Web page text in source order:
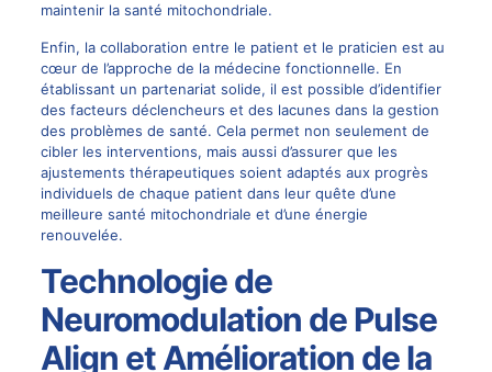
maintenir la santé mitochondriale.
Enfin, la collaboration entre le patient et le praticien est au
cœur de l’approche de la médecine fonctionnelle. En
établissant un partenariat solide, il est possible d’identifier
des facteurs déclencheurs et des lacunes dans la gestion
des problèmes de santé. Cela permet non seulement de
cibler les interventions, mais aussi d’assurer que les
ajustements thérapeutiques soient adaptés aux progrès
individuels de chaque patient dans leur quête d’une
meilleure santé mitochondriale et d’une énergie
renouvelée.
Technologie de
Neuromodulation de Pulse
Align et Amélioration de la